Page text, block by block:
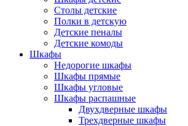
Столы детские
Полки в детскую
Детские пеналы
Детские комоды
Шкафы
Недорогие шкафы
Шкафы прямые
Шкафы угловые
Шкафы распашные
Двухдверные шкафы
Трехдверные шкафы